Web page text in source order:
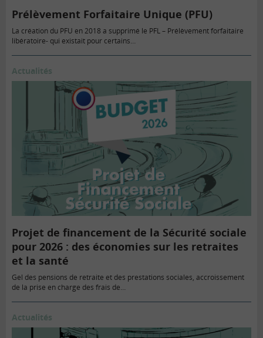
Prélèvement Forfaitaire Unique (PFU)
La création du PFU en 2018 a supprimé le PFL – Prélèvement forfaitaire
libératoire- qui existait pour certains…
Actualités
Projet de financement de la Sécurité sociale
pour 2026 : des économies sur les retraites
et la santé
Gel des pensions de retraite et des prestations sociales, accroissement
de la prise en charge des frais de…
Actualités